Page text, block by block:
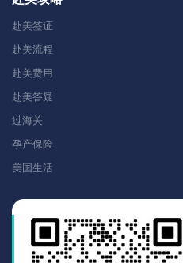
赴美签证
赴美流程
赴美费用
赴美答疑
过海关
孕产保险
美国生活